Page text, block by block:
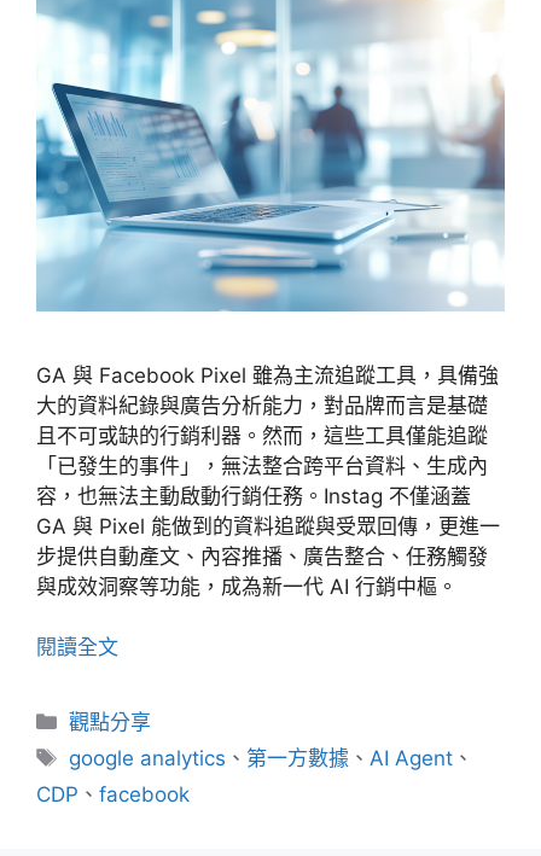
GA 與 Facebook Pixel 雖為主流追蹤工具，具備強
大的資料紀錄與廣告分析能力，對品牌而言是基礎
且不可或缺的行銷利器。然而，這些工具僅能追蹤
「已發生的事件」，無法整合跨平台資料、生成內
容，也無法主動啟動行銷任務。Instag 不僅涵蓋
GA 與 Pixel 能做到的資料追蹤與受眾回傳，更進一
步提供自動產文、內容推播、廣告整合、任務觸發
與成效洞察等功能，成為新一代 AI 行銷中樞。
閱讀全文
分
類
觀點分享
標
籤
google analytics 、 第一方數據 、AI Agent 、
CDP 、 facebook